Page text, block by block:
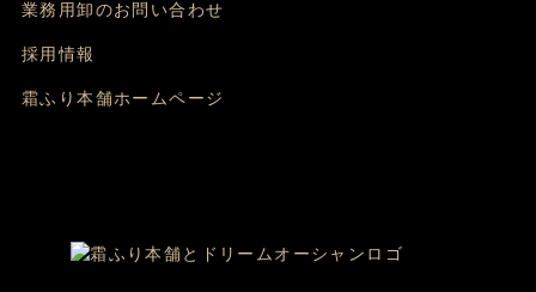
業務用卸のお問い合わせ
採用情報
霜ふり本舗ホームページ